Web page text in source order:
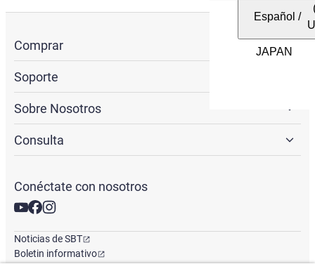
Español /
Comprar
Soporte
Sobre Nosotros
Consulta
Conéctate con nosotros
Noticias de SBT
Boletin informativo